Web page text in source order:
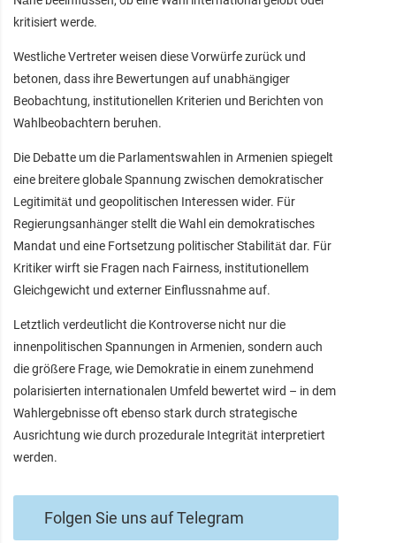
kritisiert werde.
Westliche Vertreter weisen diese Vorwürfe zurück und
betonen, dass ihre Bewertungen auf unabhängiger
Beobachtung, institutionellen Kriterien und Berichten von
Wahlbeobachtern beruhen.
Die Debatte um die Parlamentswahlen in Armenien spiegelt
eine breitere globale Spannung zwischen demokratischer
Legitimität und geopolitischen Interessen wider. Für
Regierungsanhänger stellt die Wahl ein demokratisches
Mandat und eine Fortsetzung politischer Stabilität dar. Für
Kritiker wirft sie Fragen nach Fairness, institutionellem
Gleichgewicht und externer Einflussnahme auf.
Letztlich verdeutlicht die Kontroverse nicht nur die
innenpolitischen Spannungen in Armenien, sondern auch
die größere Frage, wie Demokratie in einem zunehmend
polarisierten internationalen Umfeld bewertet wird – in dem
Wahlergebnisse oft ebenso stark durch strategische
Ausrichtung wie durch prozedurale Integrität interpretiert
werden.
Folgen Sie uns auf Telegram